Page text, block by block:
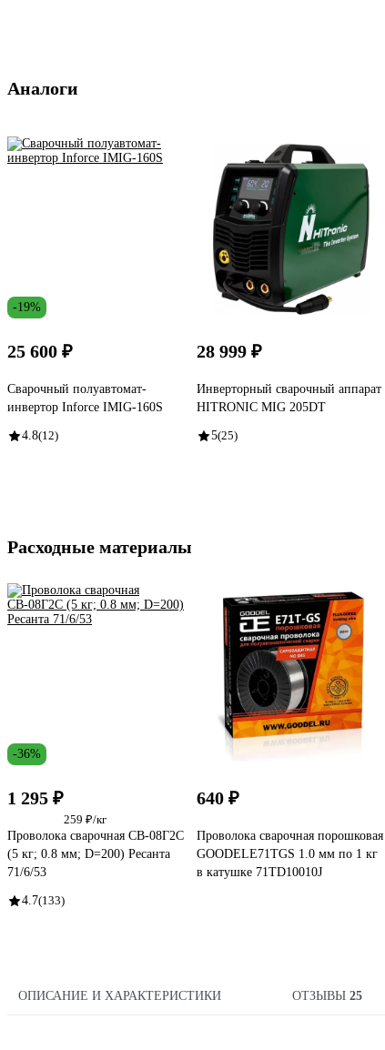
Аналоги
-19%
25 600 ₽
Сварочный полуавтомат-
инвертор Inforce IMIG-160S
4.8(12)
28 999 ₽
Инверторный сварочный аппарат
HITRONIC MIG 205DT
5(25)
Расходные материалы
-36%
1 295 ₽
259 ₽/кг
Проволока сварочная СВ-08Г2С
(5 кг; 0.8 мм; D=200) Ресанта
71/6/53
4.7(133)
640 ₽
Проволока сварочная порошковая
GOODELE71TGS 1.0 мм по 1 кг
в катушке 71TD10010J
ОПИСАНИЕ И ХАРАКТЕРИСТИКИ ОТЗЫВЫ25